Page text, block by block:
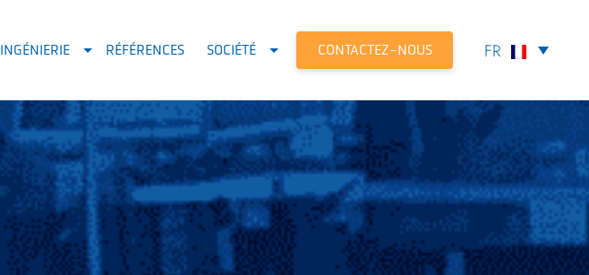
INGÉNIERIE RÉFÉRENCES SOCIÉTÉ CONTACTEZ-NOUS